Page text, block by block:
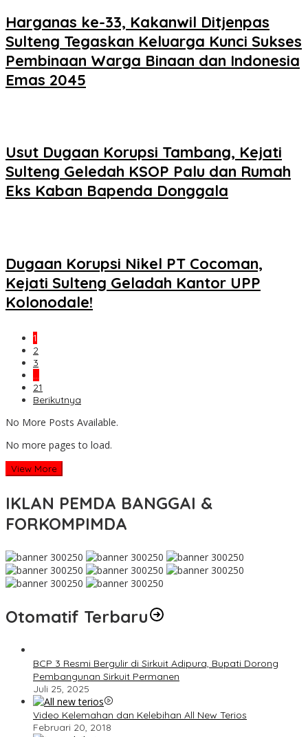
Harganas ke-33, Kakanwil Ditjenpas
Sulteng Tegaskan Keluarga Kunci Sukses
Pembinaan Warga Binaan dan Indonesia
Emas 2045
Usut Dugaan Korupsi Tambang, Kejati
Sulteng Geledah KSOP Palu dan Rumah
Eks Kaban Bapenda Donggala
Dugaan Korupsi Nikel PT Cocoman,
Kejati Sulteng Geladah Kantor UPP
Kolonodale!
1
2
3
…
21
Berikutnya
No More Posts Available.
No more pages to load.
View More
IKLAN PEMDA BANGGAI &
FORKOMPIMDA
Otomatif Terbaru
BCP 3 Resmi Bergulir di Sirkuit Adipura, Bupati Dorong
Pembangunan Sirkuit Permanen
Juli 25, 2025
Video Kelemahan dan Kelebihan All New Terios
Februari 20, 2018